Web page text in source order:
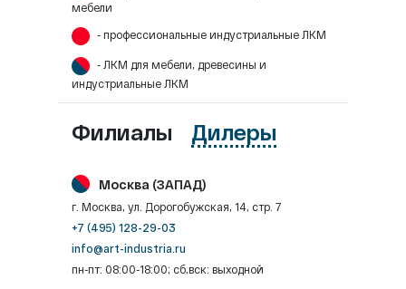
мебели
- профессиональные индустриальные ЛКМ
- ЛКМ для мебели, древесины и
индустриальные ЛКМ
Филиалы Дилеры
Москва (ЗАПАД)
г. Москва, ул. Дорогобужская, 14, стр. 7
+7 (495) 128-29-03
info@art-industria.ru
пн-пт: 08:00-18:00; сб,вск: выходной